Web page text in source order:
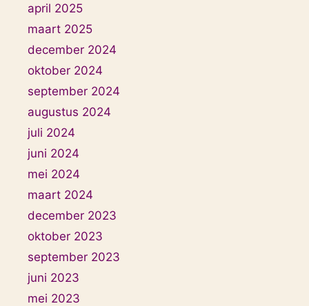
april 2025
maart 2025
december 2024
oktober 2024
september 2024
augustus 2024
juli 2024
juni 2024
mei 2024
maart 2024
december 2023
oktober 2023
september 2023
juni 2023
mei 2023